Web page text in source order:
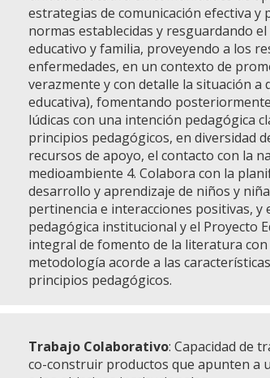
estrategias de comunicación efectiva
normas establecidas y resguardando
educativo y familia, proveyendo a los
enfermedades, en un contexto de
verazmente y con detalle la situación
educativa), fomentando
lúdicas con una intención pedagógica
principios pedagógicos, en diversidad
recursos de apoyo, el contacto con la
medioambiente 4. Colabora con la
desarrollo y aprendizaje de niños y
pertinencia e interacciones positivas, y
pedagógica institucional y el Proyecto
integral de fomento de la literatura
metodología acorde a las
principios pedagógicos.
Trabajo Colaborativo: Capacidad de
co-construir productos que apunten a